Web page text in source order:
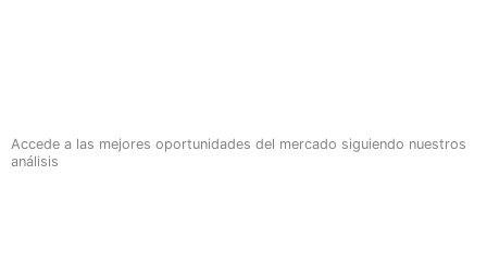
Accede a las mejores oportunidades del mercado siguiendo nuestros
análisis